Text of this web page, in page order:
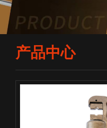
产品中心